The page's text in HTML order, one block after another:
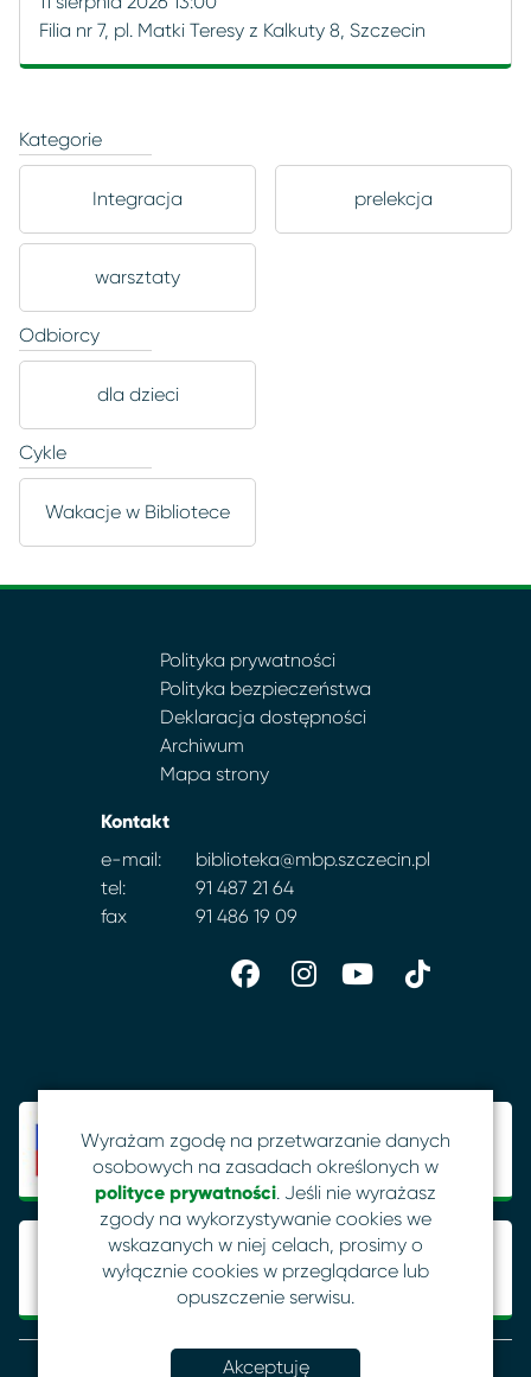
Filia nr 7, pl. Matki Teresy z Kalkuty 8, Szczecin
Kategorie
Integracja prelekcja
warsztaty
Odbiorcy
dla dzieci
Cykle
Wakacje w Bibliotece
Polityka prywatności
Polityka bezpieczeństwa
Deklaracja dostępności
Archiwum
Mapa strony
Kontakt
e-mail:
biblioteka@mbp.szczecin.pl
tel:
91 487 21 64
fax
91 486 19 09
Wyrażam zgodę na przetwarzanie danych
osobowych na zasadach określonych w
polityce prywatności. Jeśli nie wyrażasz
zgody na wykorzystywanie cookies we
wskazanych w niej celach, prosimy o
wyłącznie cookies w przeglądarce lub
opuszczenie serwisu.
Akceptuję